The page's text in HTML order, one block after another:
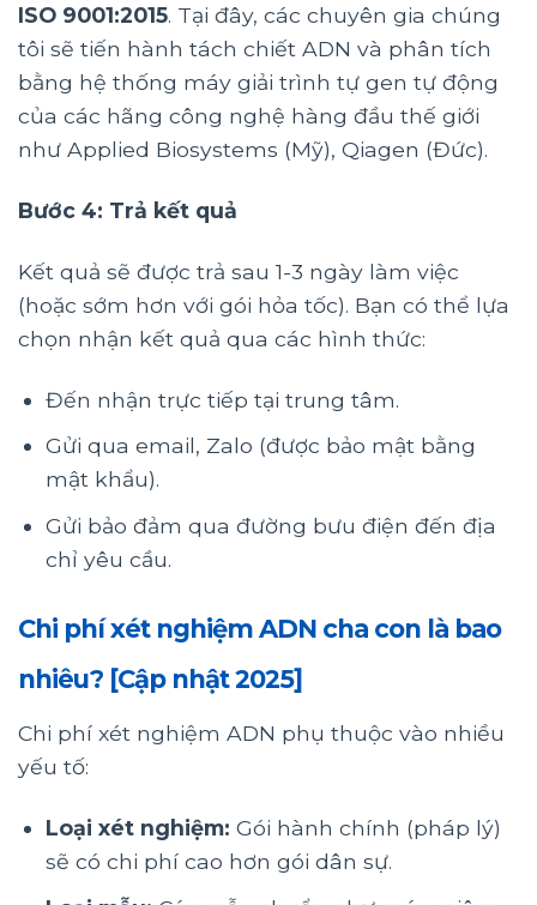
ISO 9001:2015. Tại đây, các chuyên gia chúng
tôi sẽ tiến hành tách chiết ADN và phân tích
bằng hệ thống máy giải trình tự gen tự động
của các hãng công nghệ hàng đầu thế giới
như Applied Biosystems (Mỹ), Qiagen (Đức).
Bước 4: Trả kết quả
Kết quả sẽ được trả sau 1-3 ngày làm việc
(hoặc sớm hơn với gói hỏa tốc). Bạn có thể lựa
chọn nhận kết quả qua các hình thức:
Đến nhận trực tiếp tại trung tâm.
Gửi qua email, Zalo (được bảo mật bằng
mật khẩu).
Gửi bảo đảm qua đường bưu điện đến địa
chỉ yêu cầu.
Chi phí xét nghiệm ADN cha con là bao
nhiêu? [Cập nhật 2025]
Chi phí xét nghiệm ADN phụ thuộc vào nhiều
yếu tố:
Loại xét nghiệm: Gói hành chính (pháp lý)
sẽ có chi phí cao hơn gói dân sự.